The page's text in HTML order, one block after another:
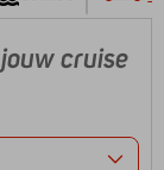
cruise